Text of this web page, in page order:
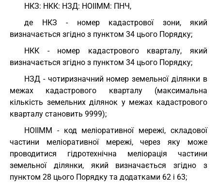
НКЗ: НКК: НЗД: НОІІММ: ПНЧ,
де НКЗ - номер кадастрової зони, який
визначається згідно з пунктом 34 цього Порядку;
НКК - номер кадастрового кварталу, який
визначається згідно з пунктом 34 цього Порядку;
НЗД - чотиризначний номер земельної ділянки в
межах кадастрового кварталу (максимальна
кількість земельних ділянок у межах кадастрового
кварталу становить 9999);
НОІІММ - код меліоративної мережі, складової
частини меліоративної мережі, через яку може
проводитися гідротехнічна меліорація частини
земельної ділянки, який визначається згідно з
пунктом 28 цього Порядку та додатками 62 і 63;